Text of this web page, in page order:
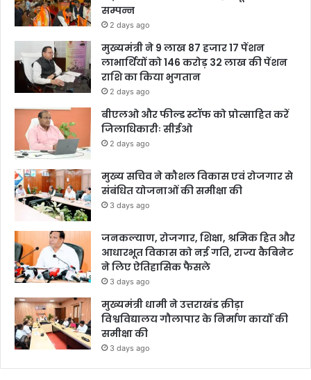
सम्पन्न
2 days ago
मुख्यमंत्री ने 9 लाख 87 हजार 17 पेंशन
लाभार्थियों को 146 करोड़ 32 लाख की पेंशन
राशि का किया भुगतान
2 days ago
बीएलओ और फील्ड स्टॉफ को प्रोत्साहित करें
जिलाधिकारीः सीईओ
2 days ago
मुख्य सचिव ने कौशल विकास एवं रोजगार से
संबंधित योजनाओं की समीक्षा की
3 days ago
जनकल्याण, रोजगार, शिक्षा, श्रमिक हित और
आधारभूत विकास को नई गति, राज्य कैबिनेट
ने लिए ऐतिहासिक फैसले
3 days ago
मुख्यमंत्री धामी ने उत्तराखंड क्रीड़ा
विश्वविद्यालय गौलापार के निर्माण कार्यों की
समीक्षा की
3 days ago